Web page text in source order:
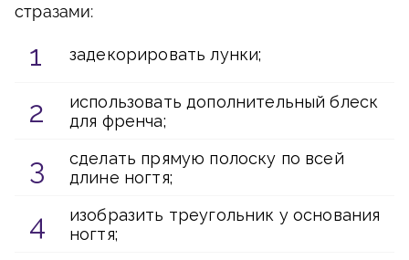
стразами:
задекорировать лунки;
использовать дополнительный блеск
для френча;
сделать прямую полоску по всей
длине ногтя;
изобразить треугольник у основания
ногтя;